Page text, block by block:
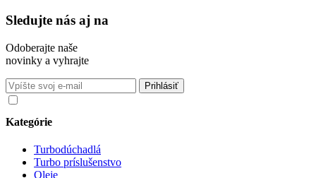
Sledujte nás aj na
Odoberajte naše
novinky a vyhrajte
Kategórie
Turbodúchadlá
Turbo príslušenstvo
Oleje